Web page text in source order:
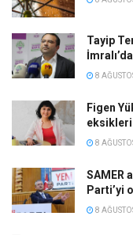
Tayip
8
Figen
8
SAMER
Parti’yi
8